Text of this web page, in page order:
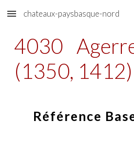
Skip to main content
chateaux-paysbasque-nord
4030
(1350, 1412)
Référence